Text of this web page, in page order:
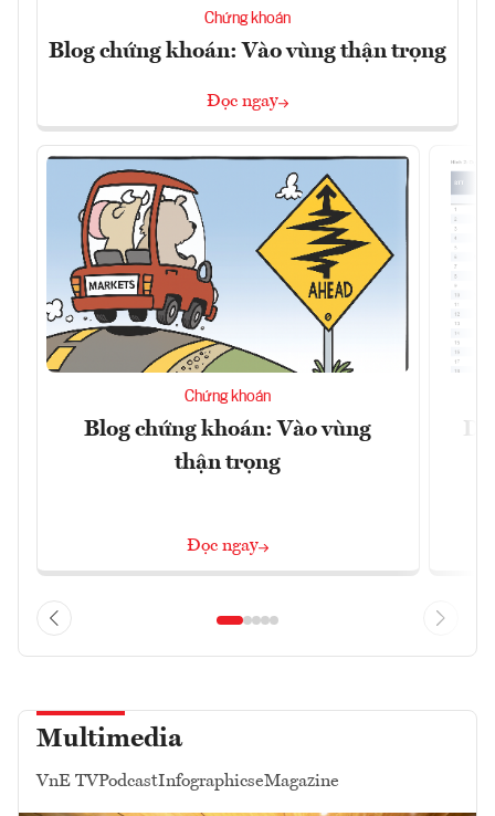
Chứng khoán
Blog chứng khoán: Vào vùng thận trọng
Đọc ngay
Chứng khoán
Blog chứng khoán: Vào vùng
thận trọng
Đọc ngay
Multimedia
VnE TVPodcastInfographicseMagazine